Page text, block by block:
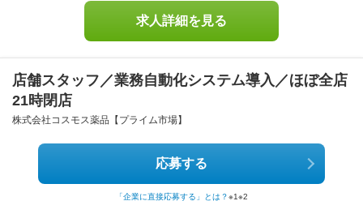
求人詳細を見る
店舗スタッフ／業務自動化システム導入／ほぼ全店
21時閉店
株式会社コスモス薬品【プライム市場】
応募する
「企業に直接応募する」とは？※1※2